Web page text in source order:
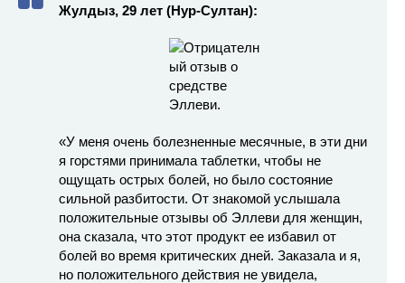
Жулдыз, 29 лет (Нур-Султан):
«У меня очень болезненные месячные, в эти дни
я горстями принимала таблетки, чтобы не
ощущать острых болей, но было состояние
сильной разбитости. От знакомой услышала
положительные отзывы об Эллеви для женщин,
она сказала, что этот продукт ее избавил от
болей во время критических дней. Заказала и я,
но положительного действия не увидела,